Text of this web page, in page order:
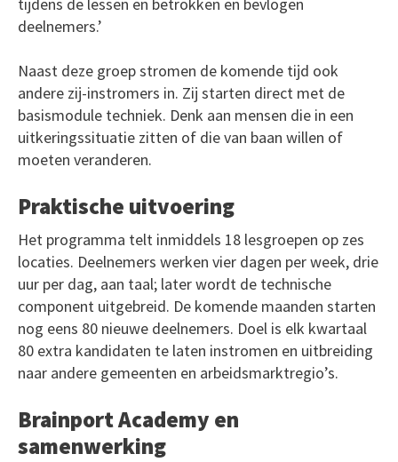
deelnemers.’
Naast deze groep stromen de komende tijd ook
andere zij-instromers in. Zij starten direct met de
basismodule techniek. Denk aan mensen die in een
uitkeringssituatie zitten of die van baan willen of
moeten veranderen.
Praktische uitvoering
Het programma telt inmiddels 18 lesgroepen op zes
locaties. Deelnemers werken vier dagen per week, drie
uur per dag, aan taal; later wordt de technische
component uitgebreid. De komende maanden starten
nog eens 80 nieuwe deelnemers. Doel is elk kwartaal
80 extra kandidaten te laten instromen en uitbreiding
naar andere gemeenten en arbeidsmarktregio’s.
Brainport Academy en
samenwerking